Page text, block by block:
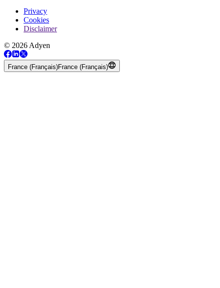
Privacy
Cookies
Disclaimer
© 2026 Adyen
France (Français)France (Français)